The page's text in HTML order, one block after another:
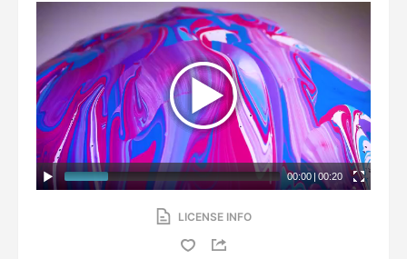
00:00 | 00:20
LICENSE INFO